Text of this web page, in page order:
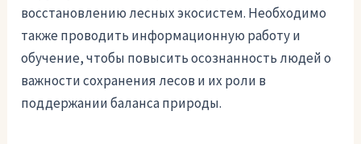
восстановлению лесных экосистем. Необходимо
также проводить информационную работу и
обучение, чтобы повысить осознанность людей о
важности сохранения лесов и их роли в
поддержании баланса природы.